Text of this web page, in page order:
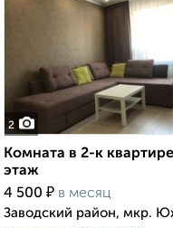
2
Комната в 2-к
этаж
4 500 ₽ в месяц
Заводский район, мкр.